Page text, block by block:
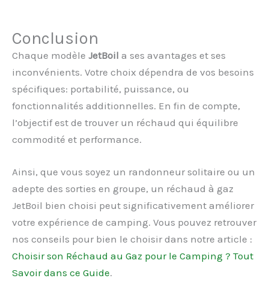
Conclusion
Chaque modèle JetBoil a ses avantages et ses
inconvénients. Votre choix dépendra de vos besoins
spécifiques: portabilité, puissance, ou
fonctionnalités additionnelles. En fin de compte,
l’objectif est de trouver un réchaud qui équilibre
commodité et performance.
Ainsi, que vous soyez un randonneur solitaire ou un
adepte des sorties en groupe, un réchaud à gaz
JetBoil bien choisi peut significativement améliorer
votre expérience de camping. Vous pouvez retrouver
nos conseils pour bien le choisir dans notre article :
Choisir son Réchaud au Gaz pour le Camping ? Tout
Savoir dans ce Guide.